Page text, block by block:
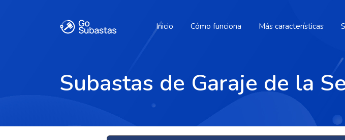
Inicio Cómo funciona Más características
Subastas de Garaje de la